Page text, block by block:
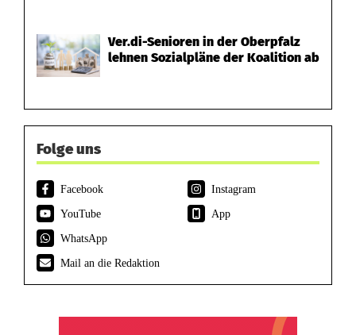
Ver.di-Senioren in der Oberpfalz
lehnen Sozialpläne der Koalition ab
Folge uns
Facebook
Instagram
YouTube
App
WhatsApp
Mail an die Redaktion